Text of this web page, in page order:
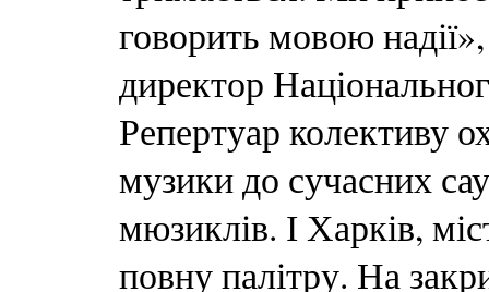
говорить мовою
директор
Репертуар колективу
музики до сучасних
мюзиклів. І Харків,
повну палітру. На